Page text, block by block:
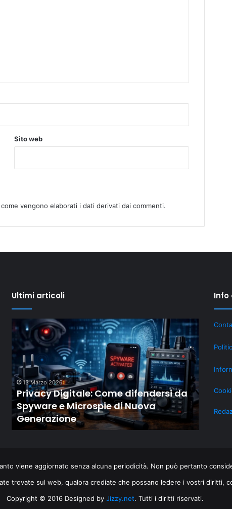
Sito web
come vengono elaborati i dati derivati dai commenti.
Ultimi articoli
Privacy
Digitale:
Come
difendersi
da
Spyware
e
Microspie
di
Nuova
Generazione
13 Marzo 2026
Privacy Digitale: Come difendersi da
Spyware e Microspie di Nuova
Generazione
Il
“New
di
mostra
come
storici
LiveOps
Il
Info
viene aggiornato senza alcuna periodicità. Non può pertanto
trovate sul web, qualora crediate che possano ledere i vostri diritti,
Copyright © 2016 Designed by Jizzy.net. Tutti i diritti riservati.